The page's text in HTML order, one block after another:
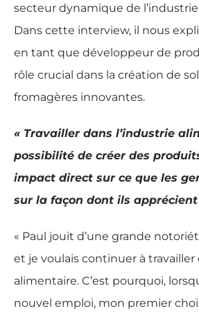
secteur dynamique de
Dans cette interview, il nous
en tant que développeur de
rôle crucial dans la création de
fromagères innovantes.
« Travailler dans l’industrie
possibilité de créer des
impact direct sur ce que les
sur la façon dont ils
« Paul jouit d’une grande
et je voulais continuer à travailler
alimentaire. C’est pourquoi,
nouvel emploi, mon premier